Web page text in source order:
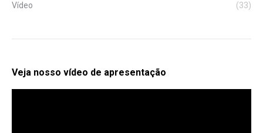
Vídeo
(33)
Veja nosso vídeo de apresentação